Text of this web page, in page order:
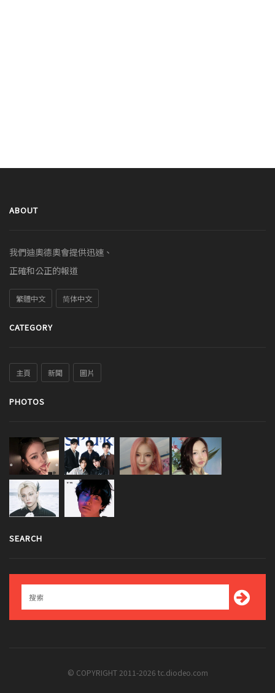
ABOUT
我們迪奧德奧會提供迅速、
正確和公正的報道
繁體中文 简体中文
CATEGORY
主頁 新聞 圖片
PHOTOS
SEARCH
© COPYRIGHT 2011-2026 tc.diodeo.com